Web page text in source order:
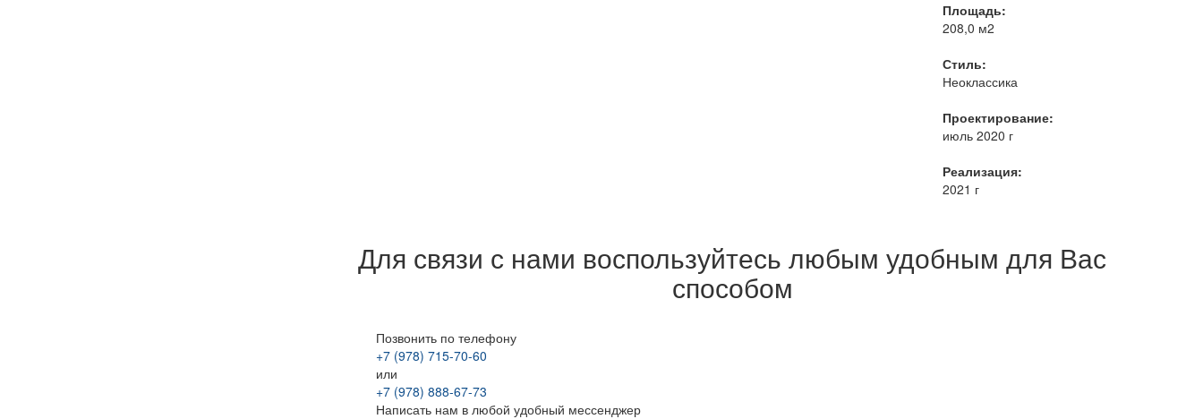
Площадь:
208,0 м2
Стиль:
Неоклассика
Проектирование:
июль 2020 г
Реализация:
2021 г
Для связи с нами воспользуйтесь любым удобным для Вас
способом
Позвонить по телефону
+7 (978) 715-70-60
или
+7 (978) 888-67-73
Написать нам в любой удобный мессенджер